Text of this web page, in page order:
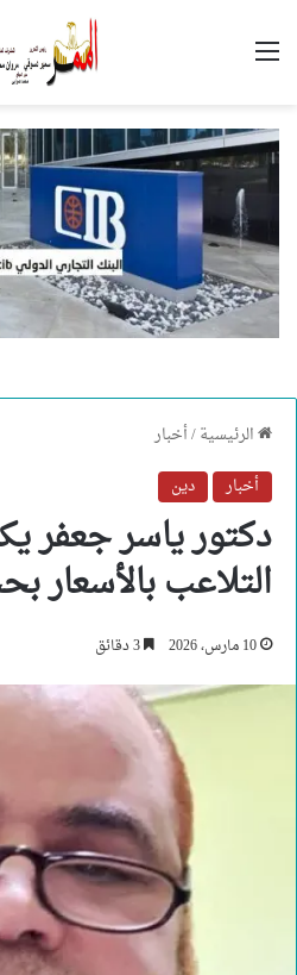
القائمة
الرئيسية/أخبار
أخبار
دين
دكتور ياسر جعفر
التلاعب بالأسعار
10 مارس، 2026